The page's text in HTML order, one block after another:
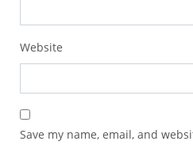
Website
Save my name, email, and